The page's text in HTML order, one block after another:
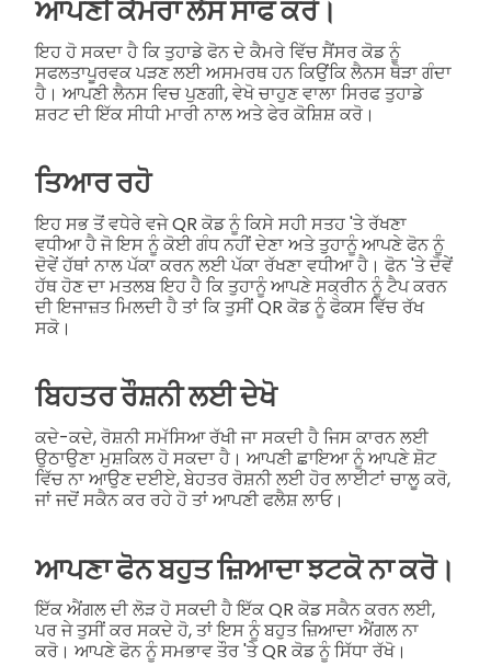
ਆਪਣੀ ਕੈਮਰਾ ਲੈਂਸ ਸਾਫ ਕਰੋ।
ਇਹ ਹੋ ਸਕਦਾ ਹੈ ਕਿ ਤੁਹਾਡੇ ਫੋਨ ਦੇ ਕੈਮਰੇ ਵਿੱਚ ਸੈਂਸਰ ਕੋਡ ਨੂੰ
ਸਫਲਤਾਪੂਰਵਕ ਪੜਣ ਲਈ ਅਸਮਰਥ ਹਨ ਕਿਉਂਕਿ ਲੈਨਸ ਥੋੜਾ ਗੰਦਾ
ਹੈ। ਆਪਣੀ ਲੈਨਸ ਵਿਚ ਪੁਣਗੀ, ਵੇਖੋ ਚਾਹੁਣ ਵਾਲਾ ਸਿਰਫ ਤੁਹਾਡੇ
ਸ਼ਰਟ ਦੀ ਇੱਕ ਸੀਧੀ ਮਾਰੀ ਨਾਲ ਅਤੇ ਫੇਰ ਕੋਸ਼ਿਸ਼ ਕਰੋ।
ਤਿਆਰ ਰਹੋ
ਇਹ ਸਭ ਤੋਂ ਵਧੇਰੇ ਵਜੇ QR ਕੋਡ ਨੂੰ ਕਿਸੇ ਸਹੀ ਸਤਹ 'ਤੇ ਰੱਖਣਾ
ਵਧੀਆ ਹੈ ਜੋ ਇਸ ਨੂੰ ਕੋਈ ਗੰਧ ਨਹੀਂ ਦੇਣਾ ਅਤੇ ਤੁਹਾਨੂੰ ਆਪਣੇ ਫੋਨ ਨੂੰ
ਦੋਵੇਂ ਹੱਥਾਂ ਨਾਲ ਪੱਕਾ ਕਰਨ ਲਈ ਪੱਕਾ ਰੱਖਣਾ ਵਧੀਆ ਹੈ। ਫੋਨ 'ਤੇ ਦੋਵੇਂ
ਹੱਥ ਹੋਣ ਦਾ ਮਤਲਬ ਇਹ ਹੈ ਕਿ ਤੁਹਾਨੂੰ ਆਪਣੇ ਸਕ੍ਰੀਨ ਨੂੰ ਟੈਪ ਕਰਨ
ਦੀ ਇਜਾਜ਼ਤ ਮਿਲਦੀ ਹੈ ਤਾਂ ਕਿ ਤੁਸੀਂ QR ਕੋਡ ਨੂੰ ਫੋਕਸ ਵਿੱਚ ਰੱਖ
ਸਕੋ।
ਬਿਹਤਰ ਰੌਸ਼ਨੀ ਲਈ ਦੇਖੋ
ਕਦੇ-ਕਦੇ, ਰੋਸ਼ਨੀ ਸਮੱਸਿਆ ਰੱਖੀ ਜਾ ਸਕਦੀ ਹੈ ਜਿਸ ਕਾਰਨ ਲਈ
ਉਠਾਉਣਾ ਮੁਸ਼ਕਿਲ ਹੋ ਸਕਦਾ ਹੈ। ਆਪਣੀ ਛਾਇਆ ਨੂੰ ਆਪਣੇ ਸ਼ੋਟ
ਵਿੱਚ ਨਾ ਆਉਣ ਦਈਏ, ਬੇਹਤਰ ਰੋਸ਼ਨੀ ਲਈ ਹੋਰ ਲਾਈਟਾਂ ਚਾਲੂ ਕਰੋ,
ਜਾਂ ਜਦੋਂ ਸਕੈਨ ਕਰ ਰਹੇ ਹੋ ਤਾਂ ਆਪਣੀ ਫਲੈਸ਼ ਲਾਓ।
ਆਪਣਾ ਫੋਨ ਬਹੁਤ ਜ਼ਿਆਦਾ ਝਟਕੋ ਨਾ ਕਰੋ।
ਇੱਕ ਐਂਗਲ ਦੀ ਲੋੜ ਹੋ ਸਕਦੀ ਹੈ ਇੱਕ QR ਕੋਡ ਸਕੈਨ ਕਰਨ ਲਈ,
ਪਰ ਜੇ ਤੁਸੀਂ ਕਰ ਸਕਦੇ ਹੋ, ਤਾਂ ਇਸ ਨੂੰ ਬਹੁਤ ਜ਼ਿਆਦਾ ਐਂਗਲ ਨਾ
ਕਰੋ। ਆਪਣੇ ਫੋਨ ਨੂੰ ਸਮਭਾਵ ਤੌਰ 'ਤੇ QR ਕੋਡ ਨੂੰ ਸਿੱਧਾ ਰੱਖੋ।